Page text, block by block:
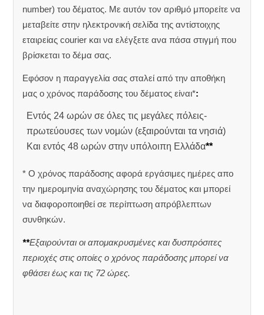
number) του δέματος. Με αυτόν τον αριθμό μπορείτε να
μεταβείτε στην ηλεκτρονική σελίδα της αντίστοιχης
εταιρείας courier και να ελέγξετε ανα πάσα στιγμή που
βρίσκεται το δέμα σας.
Εφόσον η παραγγελία σας σταλεί από την αποθήκη
μας ο χρόνος παράδοσης του δέματος είναι*:
Εντός 24 ωρών σε όλες τις μεγάλες πόλεις-
πρωτεύουσες των νομών (εξαιρούνται τα νησιά)
Και εντός 48 ωρών στην υπόλοιπη Ελλάδα**
* Ο χρόνος παράδοσης αφορά εργάσιμες ημέρες απο
την ημερομηνία αναχώρησης του δέματος και μπορεί
να διαφοροποιηθεί σε περίπτωση απρόβλεπτων
συνθηκών.
**Εξαιρούνται οι απομακρυσμένες και δυσπρόσιτες
περιοχές στις οποίες ο χρόνος παράδοσης μπορεί να
φθάσει έως και τις 72 ώρες.